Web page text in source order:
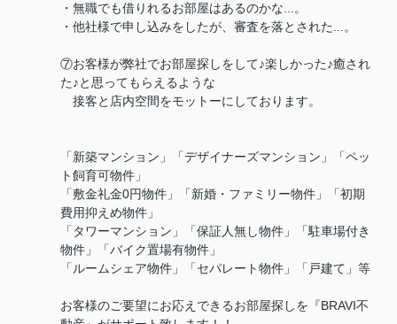
・無職でも借りれるお部屋はあるのかな...。
・他社様で申し込みをしたが、審査を落とされた...。
⑦お客様が弊社でお部屋探しをして♪楽しかった♪癒され
た♪と思ってもらえるような
接客と店内空間をモットーにしております。
「新築マンション」「デザイナーズマンション」「ペッ
ト飼育可物件」
「敷金礼金0円物件」「新婚・ファミリー物件」「初期
費用抑えめ物件」
「タワーマンション」「保証人無し物件」「駐車場付き
物件」「バイク置場有物件」
「ルームシェア物件」「セパレート物件」「戸建て」等
お客様のご要望にお応えできるお部屋探しを『BRAVI不